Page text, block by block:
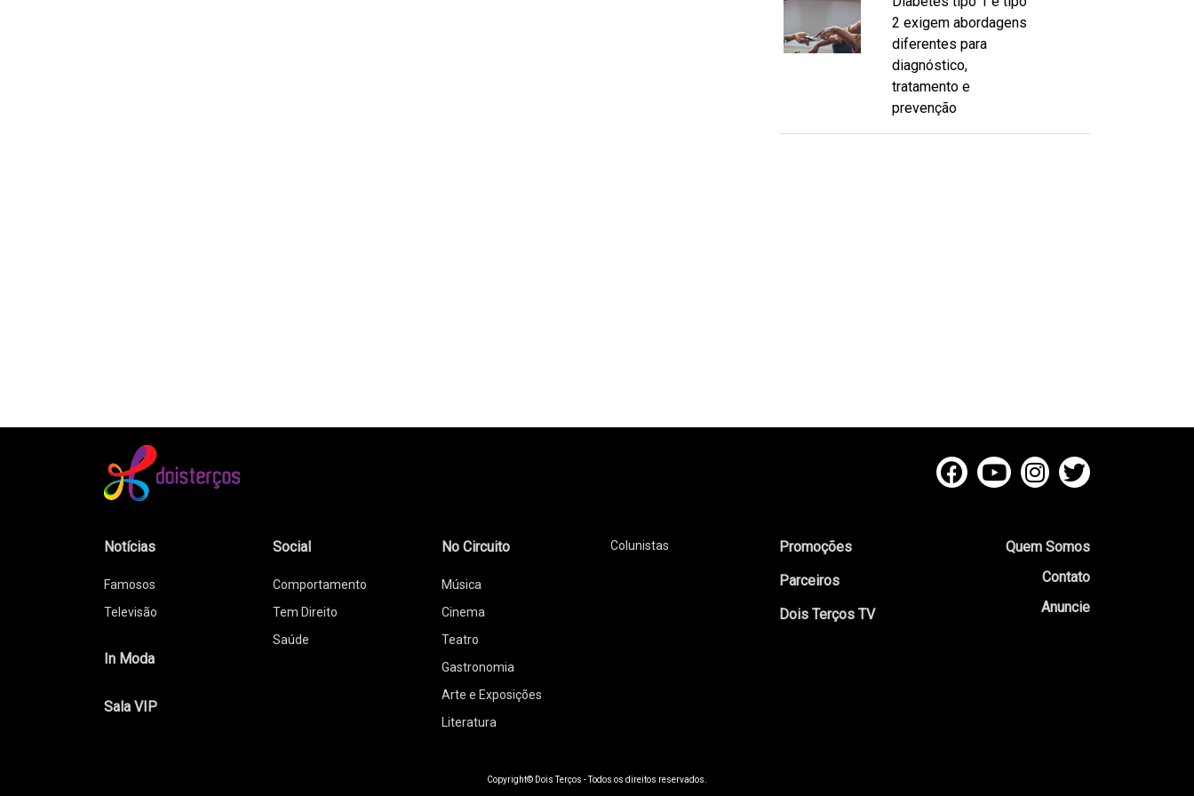
2 exigem abordagens
diferentes para
diagnóstico,
tratamento e
prevenção
Notícias
Famosos
Televisão
In Moda
Sala VIP
Social
Comportamento
Tem Direito
Saúde
No Circuito
Música
Cinema
Teatro
Gastronomia
Arte e Exposições
Literatura
Colunistas
Promoções
Parceiros
Dois Terços TV
Quem Somos
Contato
Anuncie
Copyright© Dois Terços - Todos os direitos reservados.